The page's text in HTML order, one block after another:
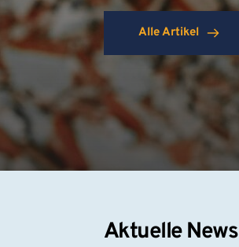
Alle Artikel
Aktuelle News